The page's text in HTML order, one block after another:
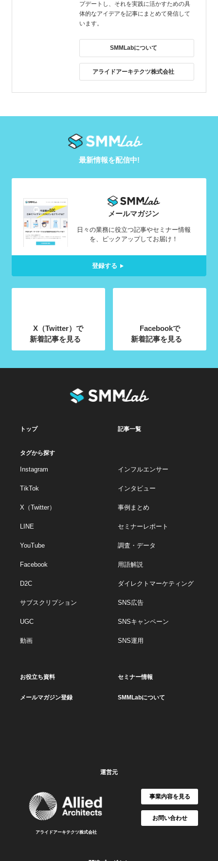
プデートし、それを実践に活かすための具
体的なアイデアを記事にまとめて発信して
います。
SMMLabについて
アライドアーキテクツ株式会社
最新情報を配信中!
メールマガジン
日々の業務に役立つ記事やセミナー情報
を、ピックアップしてお届け！
登録する
X（Twitter）で
新着記事を見る
Facebookで
新着記事を見る
トップ 記事一覧
タグから探す
Instagram
TikTok
X（Twitter）
LINE
YouTube
Facebook
D2C
サブスクリプション
UGC
動画
インフルエンサー
インタビュー
事例まとめ
セミナーレポート
調査・データ
用語解説
ダイレクトマーケティング
SNS広告
SNSキャンペーン
SNS運用
お役立ち資料 セミナー情報
メールマガジン登録 SMMLabについて
運営元
アライドアーキテクツ株式会社
事業内容を見る
お問い合わせ